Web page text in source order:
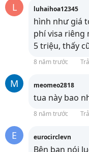
L luhaihoa12345
hình như giá
phí visa riêng
5 triệu, thấy
8 năm trước
M meomeo2818
tua này bao
8 năm trước
E eurocirclevn
Bên bạn nói